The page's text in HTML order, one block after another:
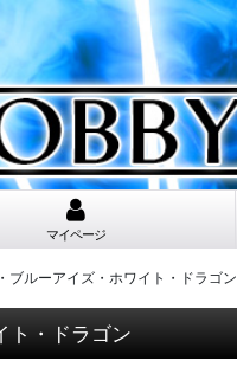
マイページ
ブルーアイズ・ホワイト・ドラゴン
ト・ドラゴン